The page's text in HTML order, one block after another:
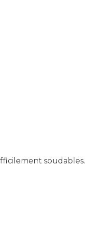
soudables.